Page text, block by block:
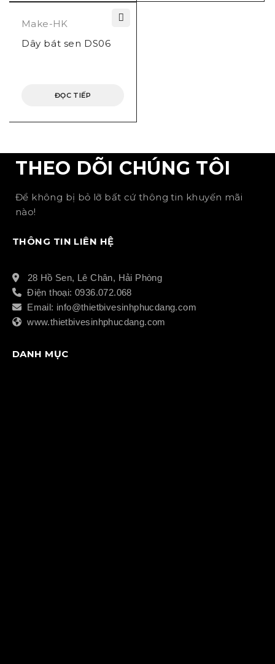
Make-HK
Dây bát sen DS06
ĐỌC TIẾP
THEO DÕI CHÚNG TÔI
Để không bị bỏ lỡ bất cứ thông tin khuyến mãi
nào!
THÔNG TIN LIÊN HỆ
28 Hồ Sen, Lê Chân, Hải Phòng
Điện thoại: 0936.072.068
Email: info@thietbivesinhphucdang.com
www.thietbivesinhphucdang.com
DANH MỤC